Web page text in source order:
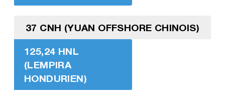
37 CNH (YUAN OFFSHORE CHINOIS)
125,24 HNL
(LEMPIRA
HONDURIEN)